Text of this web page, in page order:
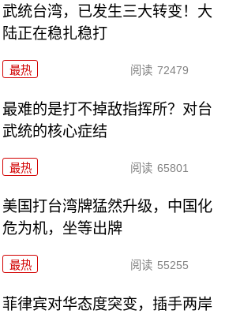
武统台湾，已发生三大转变！大
陆正在稳扎稳打
最热 阅读 72479
最难的是打不掉敌指挥所？对台
武统的核心症结
最热 阅读 65801
美国打台湾牌猛然升级，中国化
危为机，坐等出牌
最热 阅读 55255
菲律宾对华态度突变，插手两岸